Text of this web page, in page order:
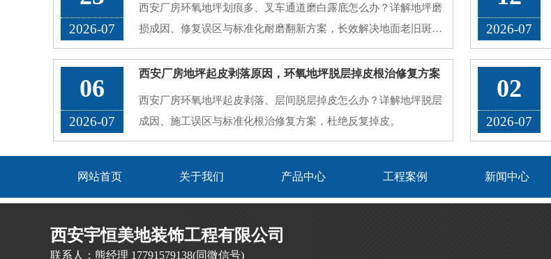
2026-07
西安厂房环氧地坪划痕多、叉车通道磨白露底怎么办？详解地坪磨
损成因、修复误区与标准化耐磨翻新方案，长效解决地面老旧斑驳
问题。
2026-07
06
2026-07
西安厂房地坪起皮剥落原因，环氧地坪脱层掉皮根治修复方案
西安厂房环氧地坪起皮剥落、层间脱层掉皮怎么办？详解地坪脱层
成因、施工误区与标准化根治修复方案，杜绝反复掉皮。
02
2026-07
网站首页 关于我们 产品中心 工程案例 新闻中心
西安宇恒美地装饰工程有限公司
联系人：熊经理 17791579138(同微信号)